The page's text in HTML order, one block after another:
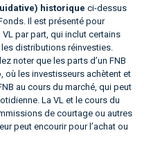
historique ci-dessus
Il est présenté pour
par part, qui inclut certains
distributions réinvesties.
noter que les parts d’un FNB
où les investisseurs achètent et
au cours du marché, qui peut
La VL et le cours du
de courtage ou autres
peut encourir pour l’achat ou